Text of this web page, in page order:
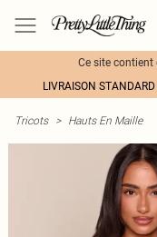
Ce site contient
LIVRAISON
Tricots > Hauts En Maille